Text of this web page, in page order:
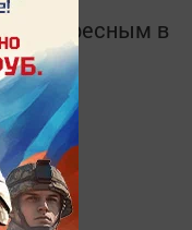
интересным в
MАХ: